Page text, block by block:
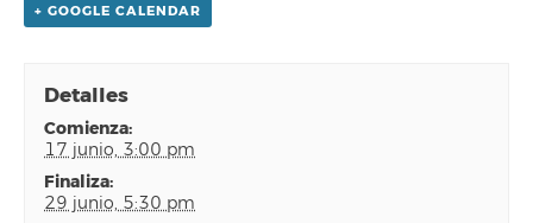
+ GOOGLE CALENDAR
Detalles
comienza:
17 junio, 3:00 pm
finaliza:
29 junio, 5:30 pm